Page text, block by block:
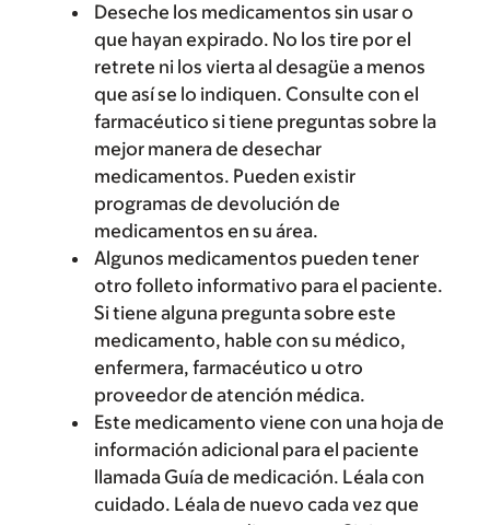
Deseche los medicamentos sin usar o
que hayan expirado. No los tire por el
retrete ni los vierta al desagüe a menos
que así se lo indiquen. Consulte con el
farmacéutico si tiene preguntas sobre la
mejor manera de desechar
medicamentos. Pueden existir
programas de devolución de
medicamentos en su área.
Algunos medicamentos pueden tener
otro folleto informativo para el paciente.
Si tiene alguna pregunta sobre este
medicamento, hable con su médico,
enfermera, farmacéutico u otro
proveedor de atención médica.
Este medicamento viene con una hoja de
información adicional para el paciente
llamada Guía de medicación. Léala con
cuidado. Léala de nuevo cada vez que